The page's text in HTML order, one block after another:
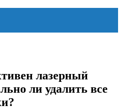
лазерный
ли удалить все